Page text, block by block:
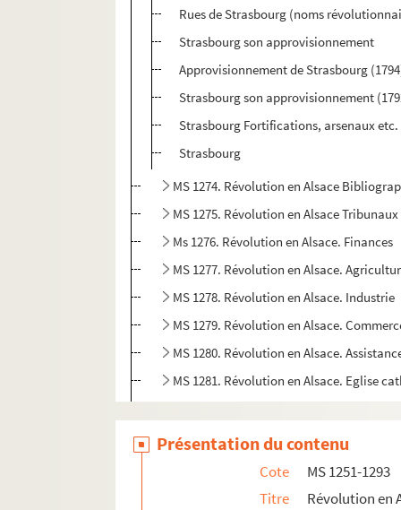
Rues de Strasbourg (noms
Strasbourg son approvisionnement
Approvisionnement de Strasbourg
Strasbourg son approvisionnement
Strasbourg Fortifications, arsenaux
Strasbourg
MS 1274. Révolution en Alsace
MS 1275. Révolution en Alsace Tribunaux
Ms 1276. Révolution en Alsace. Finances
MS 1277. Révolution en Alsace.
MS 1278. Révolution en Alsace. Industrie
MS 1279. Révolution en Alsace.
MS 1280. Révolution en Alsace.
MS 1281. Révolution en Alsace. Eglise
MS 1283-1284. Protestantisme
MS 1285-1286. Israélites
MS 1287-1288. Instruction primaire
Présentation du contenu
Cote
MS 1251-1293
Titre
Révolution en